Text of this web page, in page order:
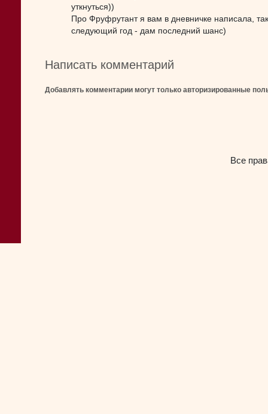
уткнуться))
Про Фруфрутант я вам в дневничке написала,
следующий год - дам последний шанс)
Написать комментарий
Добавлять комментарии могут только авторизированные
Все